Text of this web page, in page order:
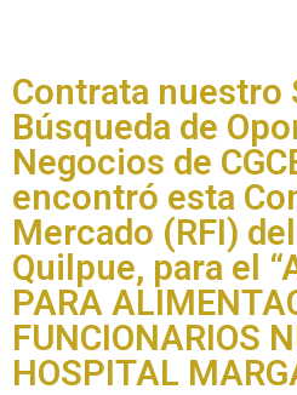
Contrata nuestro
Búsqueda de
Negocios de
encontró esta
Mercado (RFI)
Quilpue, para el
PARA
FUNCIONARIOS
HOSPITAL